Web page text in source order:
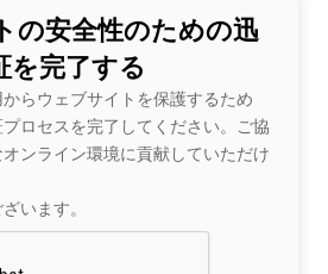
の安全性のための迅
を完了する
らウェブサイトを保護するため
ロセスを完了してください。ご協
ンライン環境に貢献していただけ
います。